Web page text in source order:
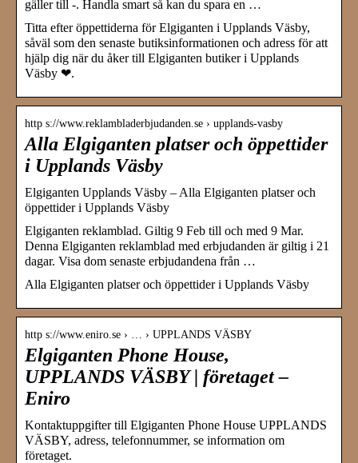
gäller till -. Handla smart så kan du spara en …
Titta efter öppettiderna för Elgiganten i Upplands Väsby,
såväl som den senaste butiksinformationen och adress för att
hjälp dig när du åker till Elgiganten butiker i Upplands
Väsby ❤.
http s://www.reklambladerbjudanden.se › upplands-vasby
Alla Elgiganten platser och öppettider
i Upplands Väsby
Elgiganten Upplands Väsby – Alla Elgiganten platser och
öppettider i Upplands Väsby
Elgiganten reklamblad. Giltig 9 Feb till och med 9 Mar.
Denna Elgiganten reklamblad med erbjudanden är giltig i 21
dagar. Visa dom senaste erbjudandena från …
Alla Elgiganten platser och öppettider i Upplands Väsby
http s://www.eniro.se › … › UPPLANDS VÄSBY
Elgiganten Phone House,
UPPLANDS VÄSBY | företaget –
Eniro
Kontaktuppgifter till Elgiganten Phone House UPPLANDS
VÄSBY, adress, telefonnummer, se information om
företaget.